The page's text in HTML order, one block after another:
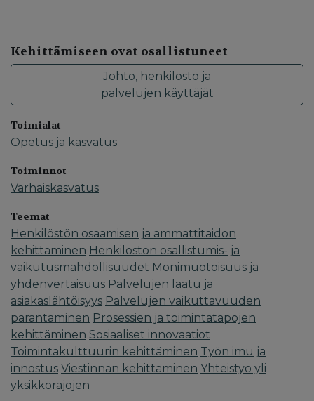
Kehittämiseen ovat osallistuneet
Johto, henkilöstö ja
palvelujen käyttäjät
Toimialat
Opetus ja kasvatus
Toiminnot
Varhaiskasvatus
Teemat
Henkilöstön osaamisen ja ammattitaidon
kehittäminen Henkilöstön osallistumis- ja
vaikutusmahdollisuudet Monimuotoisuus ja
yhdenvertaisuus Palvelujen laatu ja
asiakaslähtöisyys Palvelujen vaikuttavuuden
parantaminen Prosessien ja toimintatapojen
kehittäminen Sosiaaliset innovaatiot
Toimintakulttuurin kehittäminen Työn imu ja
innostus Viestinnän kehittäminen Yhteistyö yli
yksikkörajojen